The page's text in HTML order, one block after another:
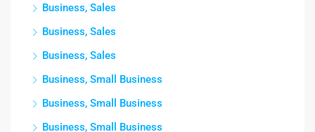
Business, Sales
Business, Sales
Business, Sales
Business, Small Business
Business, Small Business
Business, Small Business